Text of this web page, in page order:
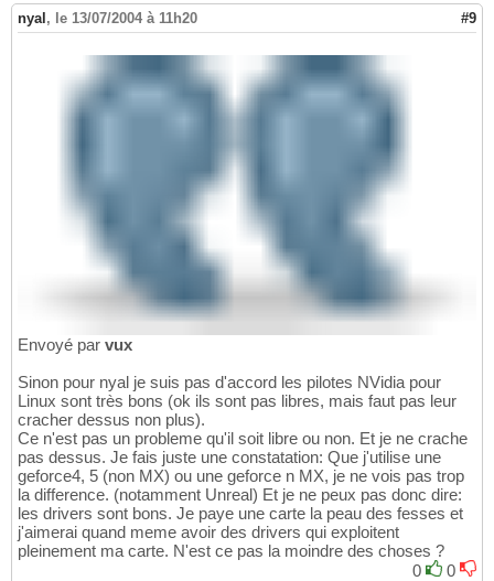
nyal, le 13/07/2004 à 11h20 #9
Envoyé par vux
Sinon pour nyal je suis pas d'accord les pilotes NVidia pour
Linux sont très bons (ok ils sont pas libres, mais faut pas leur
cracher dessus non plus).
Ce n'est pas un probleme qu'il soit libre ou non. Et je ne crache
pas dessus. Je fais juste une constatation: Que j'utilise une
geforce4, 5 (non MX) ou une geforce n MX, je ne vois pas trop
la difference. (notamment Unreal) Et je ne peux pas donc dire:
les drivers sont bons. Je paye une carte la peau des fesses et
j'aimerai quand meme avoir des drivers qui exploitent
pleinement ma carte. N'est ce pas la moindre des choses ?
0
0